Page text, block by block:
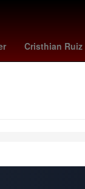
Cristhian Ruiz
Derbez